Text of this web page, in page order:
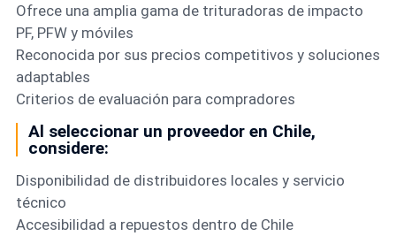
Ofrece una amplia gama de trituradoras de impacto
PF, PFW y móviles
Reconocida por sus precios competitivos y soluciones
adaptables
Criterios de evaluación para compradores
Al seleccionar un proveedor en Chile,
considere:
Disponibilidad de distribuidores locales y servicio
técnico
Accesibilidad a repuestos dentro de Chile